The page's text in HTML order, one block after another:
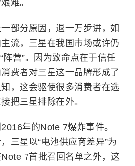
难。
部分原因，退一万步讲，如
流，三星在我国市场或许仍
阵营”。因为致命点在于信任
费者对三星这一品牌形成了
，这会驱使很多消费者在选
把三星排除在外。
年的Note 7爆炸事件。
三星以“电池供应商差异”为
7首批召回名单之外，这